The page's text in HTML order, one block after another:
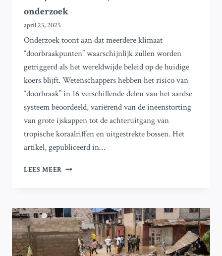
onderzoek
april 23, 2025
Onderzoek toont aan dat meerdere klimaat
“doorbraakpunten” waarschijnlijk zullen worden
getriggerd als het wereldwijde beleid op de huidige
koers blijft. Wetenschappers hebben het risico van
“doorbraak” in 16 verschillende delen van het aardse
systeem beoordeeld, variërend van de ineenstorting
van grote ijskappen tot de achteruitgang van
tropische koraalriffen en uitgestrekte bossen. Het
artikel, gepubliceerd in…
LEES MEER WERELD
PUNT
MEERDERE
KLIMAAT
‘KANTELPUNTEN’
TE